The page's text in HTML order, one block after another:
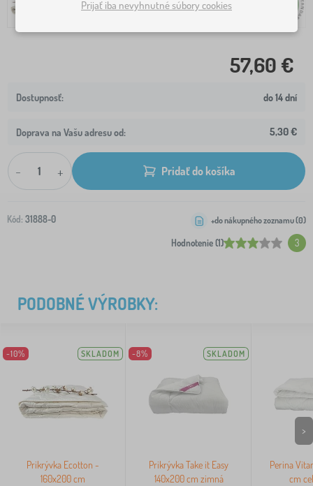
57,60 €
do 14 dní
Doprava na Vašu adresu od: 5,30 €
- + Pridať do košíka
Kód: 31888-0
Hodnotenie (1) 3
+do nákupného zoznamu (0)
PODOBNÉ VÝROBKY:
-10% SKLADOM
Prikrývka Ecotton -
160x200 cm
-8% SKLADOM
Prikrývka Take it Easy
140x200 cm zimná
Perina
cm
>
Prijať iba nevyhnutné súbory cookies